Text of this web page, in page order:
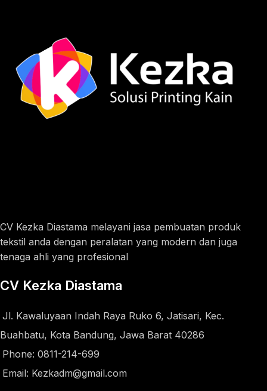
CV Kezka Diastama melayani jasa pembuatan produk
tekstil anda dengan peralatan yang modern dan juga
tenaga ahli yang profesional
CV Kezka Diastama
Jl. Kawaluyaan Indah Raya Ruko 6, Jatisari, Kec.
Buahbatu, Kota Bandung, Jawa Barat 40286
Phone: 0811-214-699
Email: Kezkadm@gmail.com